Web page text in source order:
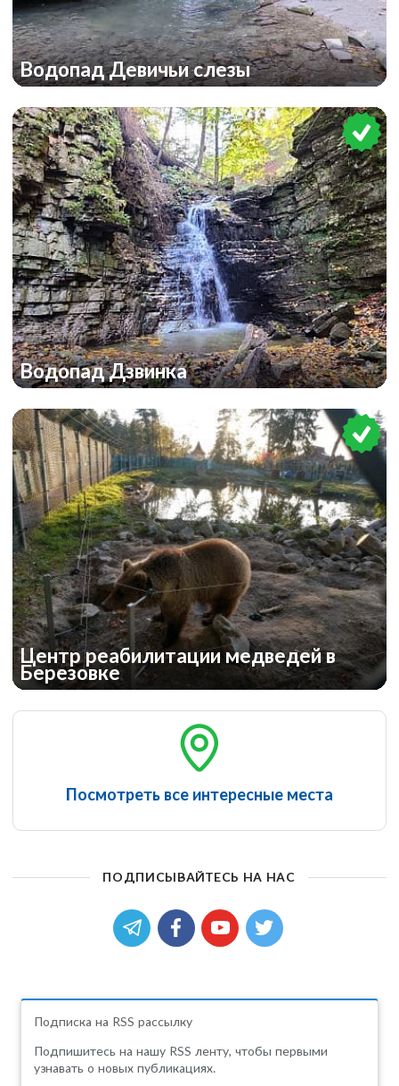
Водопад Девичьи слезы
Водопад Дзвинка
Центр реабилитации медведей в
Березовке
Посмотреть все интересные места
ПОДПИСЫВАЙТЕСЬ НА НАС
Подписка на RSS рассылку
Подпишитесь на нашу RSS ленту, чтобы первыми
узнавать о новых публикациях.